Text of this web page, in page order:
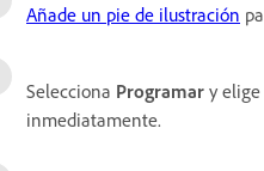
Añade un pie de ilustración
Selecciona Programar y
inmediatamente.